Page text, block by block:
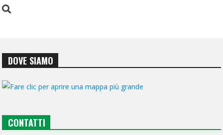
DOVE SIAMO
CONTATTI